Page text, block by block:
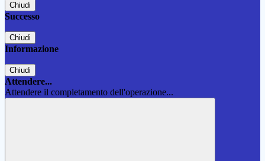
Chiudi
Successo
Chiudi
Informazione
Chiudi
Attendere...
Attendere il completamento dell'operazione...